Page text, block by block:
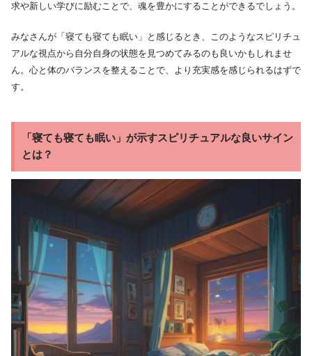
求や新しい学びに励むことで、魂を豊かにすることができるでしょう。
みなさんが「寝ても寝ても眠い」と感じるとき、このようなスピリチュ
アルな視点から自分自身の状態を見つめてみるのも良いかもしれませ
ん。心と体のバランスを整えることで、より充実感を感じられるはずで
す。
「寝ても寝ても眠い」が示すスピリチュアルな良いサイン
とは？